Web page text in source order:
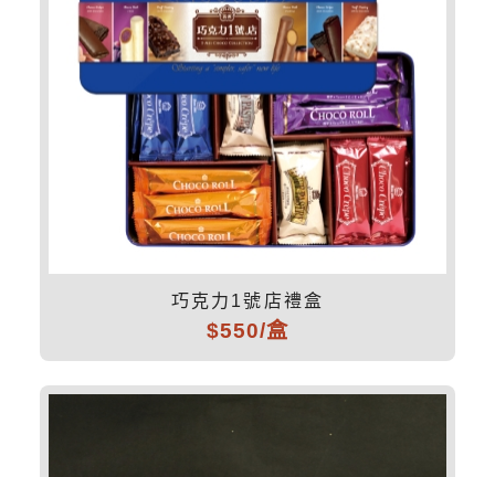
巧克力1號店禮盒
$550/盒